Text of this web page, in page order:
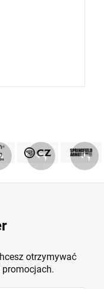
otrzymywać